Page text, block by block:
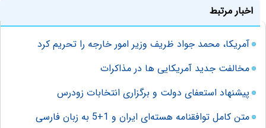
اخبار مرتبط
آمریکا، محمد جواد ظریف وزیر امور خارجه را تحریم کرد
مخالفت جدید آمریکایی ها در مذاکرات
پیشنهاد استعفای دولت و برگزاری انتخابات زودرس
متن کامل توافقنامه هسته‌ای ایران و 1+5 به زبان فارسی